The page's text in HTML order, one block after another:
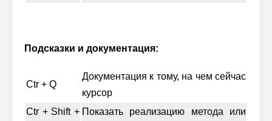
Подсказки и документация:
Ctr + Q
Документация к тому, на чем сейчас
курсор
Ctr + Shift + Показать реализацию метода или